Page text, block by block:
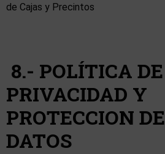
de Cajas y Precintos
8.- POLÍTICA DE
PRIVACIDAD Y
PROTECCION DE
DATOS